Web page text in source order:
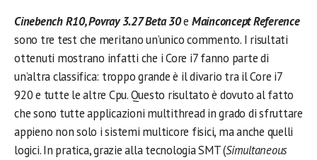
Cinebench R10, Povray 3.27 Beta 30e Mainconcept Reference
sono tre test che meritano un’unico commento. I risultati
ottenuti mostrano infatti che i Core i7 fanno parte di
un’altra classifica: troppo grande è il divario tra il Core i7
920 e tutte le altre Cpu. Questo risultato è dovuto al fatto
che sono tutte applicazioni multithread in grado di sfruttare
appieno non solo i sistemi multicore fisici, ma anche quelli
logici. In pratica, grazie alla tecnologia SMT (Simultaneous